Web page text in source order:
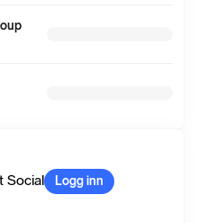
Social
Logg inn